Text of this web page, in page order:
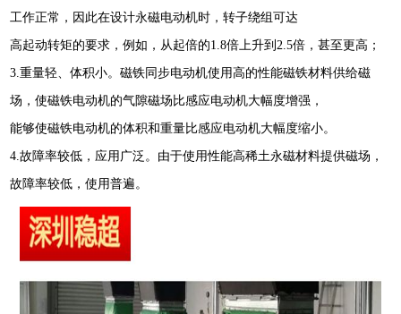
工作正常，因此在设计永磁电动机时，转子绕组可达
高起动转矩的要求，例如，从起倍的1.8倍上升到2.5倍，甚至更高；
3.重量轻、体积小。磁铁同步电动机使用高的性能磁铁材料供给磁
场，使磁铁电动机的气隙磁场比感应电动机大幅度增强，
能够使磁铁电动机的体积和重量比感应电动机大幅度缩小。
4.故障率较低，应用广泛。由于使用性能高稀土永磁材料提供磁场，
故障率较低，使用普遍。